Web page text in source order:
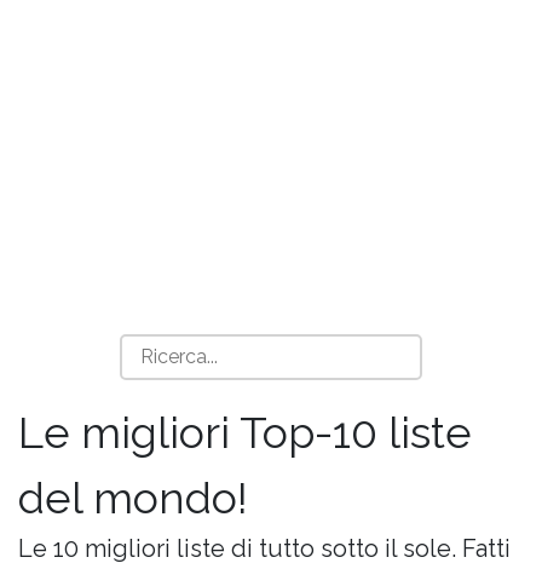
Le migliori Top-10 liste
del mondo!
Le 10 migliori liste di tutto sotto il sole. Fatti